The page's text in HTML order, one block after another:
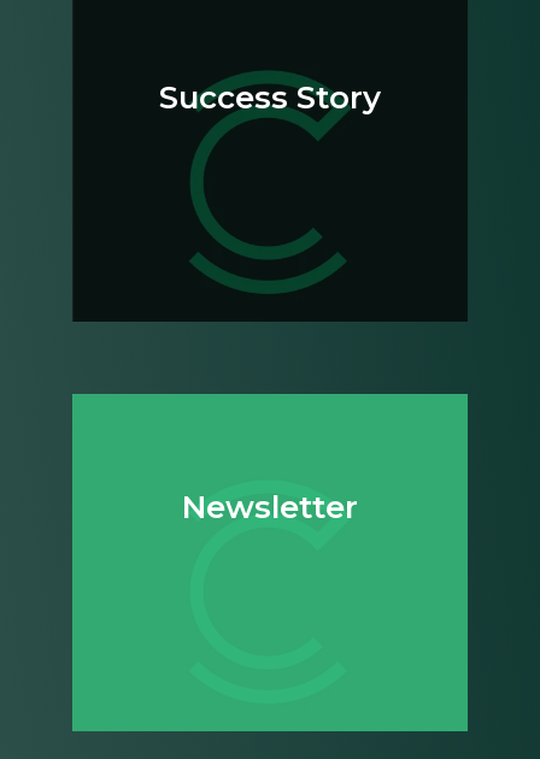
Success Story
News­letter